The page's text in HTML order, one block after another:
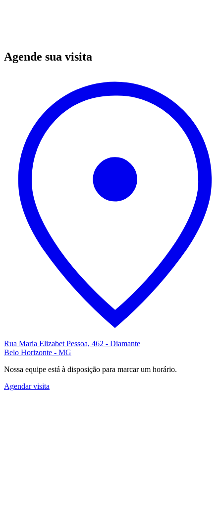
Agende sua visita
Rua Maria Elizabet Pessoa, 462 - Diamante
Belo Horizonte - MG
Nossa equipe está à disposição para marcar um horário.
Agendar visita